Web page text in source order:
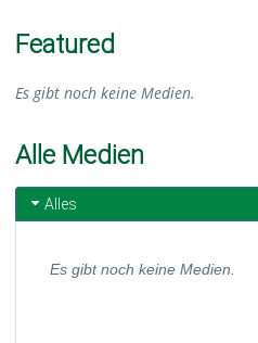
Featured
Es gibt noch keine Medien.
Alle Medien
Alles
Es gibt noch keine Medien.